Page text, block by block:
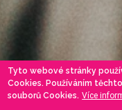
Tyto webové stránky
Cookies. Používáním
souborů Cookies. Více